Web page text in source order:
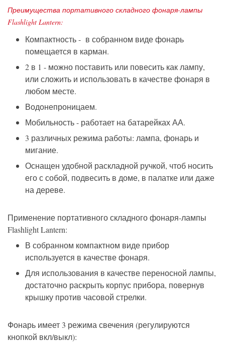
Преимущества портативного складного фонаря-лампы
Flashlight Lantern:
Компактность - в собранном виде фонарь
помещается в карман.
2 в 1 - можно поставить или повесить как лампу,
или сложить и использовать в качестве фонаря в
любом месте.
Водонепроницаем.
Мобильность - работает на батарейках АА.
3 различных режима работы: лампа, фонарь и
мигание.
Оснащен удобной раскладной ручкой, чтоб носить
его с собой, подвесить в доме, в палатке или даже
на дереве.
Применение портативного складного фонаря-лампы
Flashlight Lantern:
В собранном компактном виде прибор
используется в качестве фонаря.
Для использования в качестве переносной лампы,
достаточно раскрыть корпус прибора, повернув
крышку против часовой стрелки.
Фонарь имеет 3 режима свечения (регулируются
кнопкой вкл/выкл):